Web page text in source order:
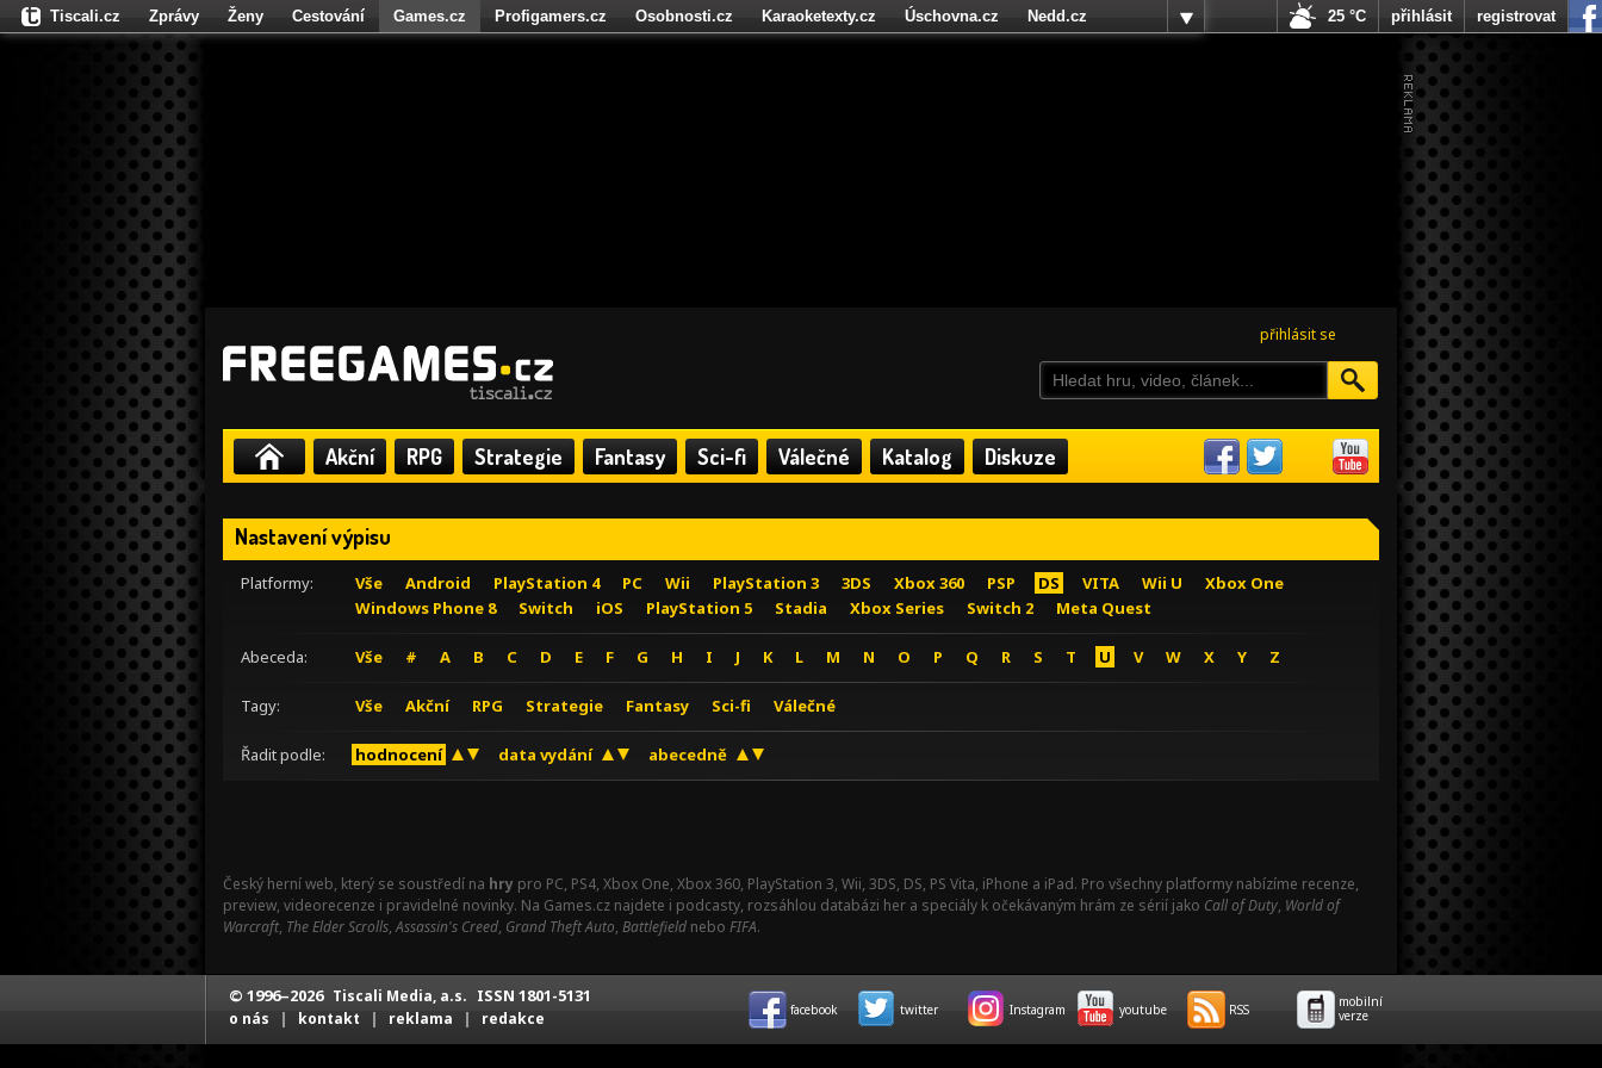
přihlásit se
Akční RPG Strategie Fantasy Sci-fi Válečné Katalog Diskuze
Nastavení výpisu
Platformy: Vše Android PlayStation 4 PC Wii PlayStation 3 3DS Xbox 360 PSP DS VITA Wii U
Xbox One
Windows Phone 8
Switch iOS PlayStation 5 Stadia Xbox Series Switch 2 Meta Quest
Abeceda: Vše # A B C D E F G H I J K L M N O P Q R S T U V W X Y Z
Tagy: Vše Akční RPG Strategie Fantasy Sci-fi Válečné
Řadit podle: hodnocení data vydání abecedně
Český herní web, který se soustředí na hry pro PC, PS4, Xbox One, Xbox 360, PlayStation 3, Wii, 3DS, DS, PS Vita, iPhone a iPad. Pro všechny platformy nabízíme recenze,
preview, videorecenze i pravidelné novinky. Na Games.cz najdete i podcasty, rozsáhlou databázi her a speciály k očekávaným hrám ze sérií jako Call of Duty, World of
Warcraft, The Elder Scrolls,Assassin's Creed, Grand Theft Auto, Battlefield nebo FIFA.
Tiscali.cz Zprávy Ženy Cestování Games.cz Profigamers.cz Osobnosti.cz Karaoketexty.cz Úschovna.cz
Nedd.cz
Fights.cz
25 °C přihlásit registrovat
© 1996–2026 Tiscali Media, a.s. ISSN 1801-5131
o nás | kontakt | reklama | redakce facebook twitter Instagram youtube RSS
mobilní
verze